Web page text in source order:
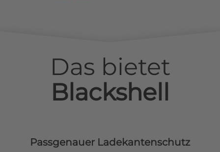
Das bietet
Blackshell
Passgenauer Ladekantenschutz